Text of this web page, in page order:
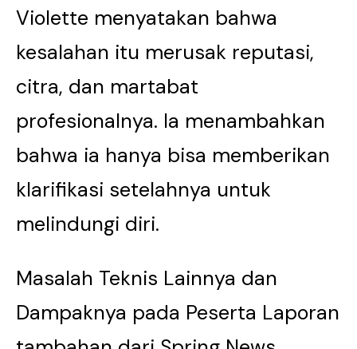
Violette menyatakan bahwa
kesalahan itu merusak reputasi,
citra, dan martabat
profesionalnya. Ia menambahkan
bahwa ia hanya bisa memberikan
klarifikasi setelahnya untuk
melindungi diri.
Masalah Teknis Lainnya dan
Dampaknya pada Peserta Laporan